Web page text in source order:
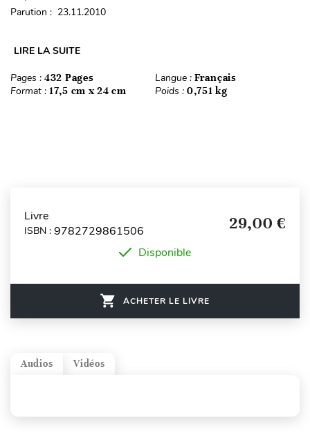
Parution : 23.11.2010
LIRE LA SUITE
Pages : 432 Pages Langue : Français
Format : 17,5 cm x 24 cm Poids : 0,751 kg
Livre
ISBN : 9782729861506 29,00 €
Disponible
ACHETER LE LIVRE
Vidéos
Audios